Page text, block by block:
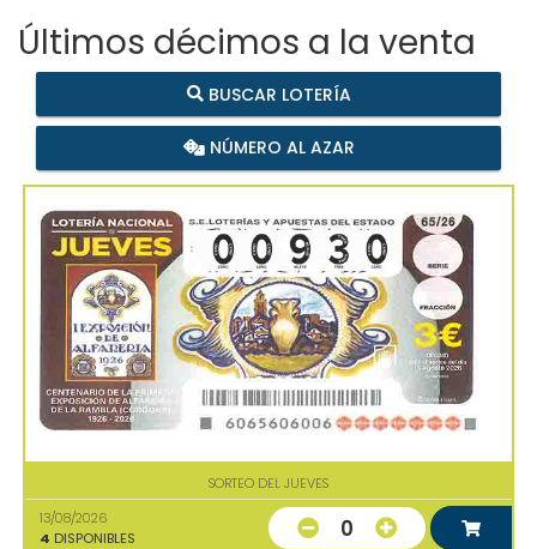
Últimos décimos a la venta
BUSCAR LOTERÍA
NÚMERO AL AZAR
SORTEO DEL JUEVES
13/08/2026
4 DISPONIBLES 0